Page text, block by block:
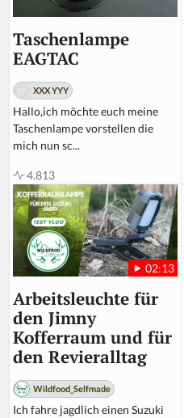
Taschenlampe
EAGTAC
XXX YYY
Hallo,ich möchte euch meine
Taschenlampe vorstellen die
mich nun sc...
4.813
02:13
Arbeitsleuchte für
den Jimny
Kofferraum und für
den Revieralltag
Wildfood_Selfmade
Ich fahre jagdlich einen Suzuki